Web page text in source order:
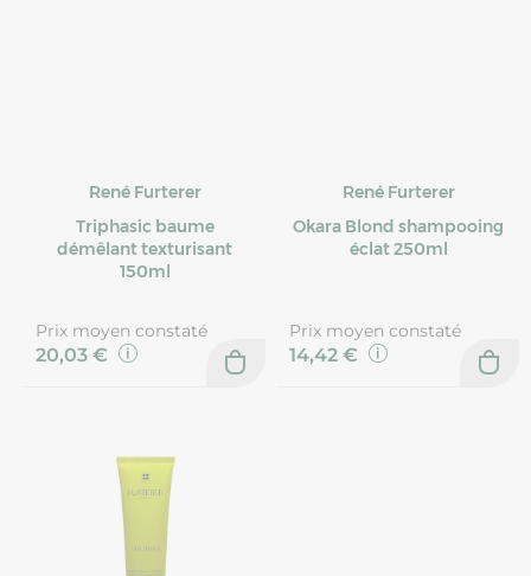
René Furterer
Triphasic baume
démêlant texturisant
150ml
Prix moyen constaté
20,03 €
René Furterer
Okara Blond shampooing
éclat 250ml
Prix moyen constaté
14,42 €